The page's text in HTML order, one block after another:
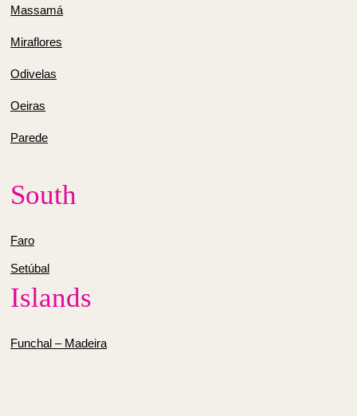
Massamá
Miraflores
Odivelas
Oeiras
Parede
South
Faro
Setúbal
Islands
Funchal – Madeira